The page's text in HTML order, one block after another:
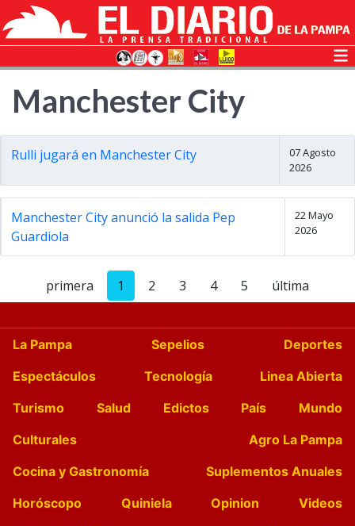
Manchester City
Rulli jugará en Manchester City
07 Agosto
2026
Manchester City anunció la salida Pep
Guardiola
22 Mayo
2026
primera 1 2 3 4 5 última
La Pampa Sepelios
Deportes
Espectáculos
Tecnología
Linea Abierta
Turismo
Salud Edictos País
Mundo
Culturales
Agro La Pampa
Cocina y Gastronomía
Suplementos Anuales
Horóscopo
Quiniela Opinion
Videos